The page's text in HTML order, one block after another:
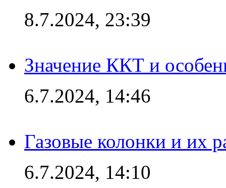
8.7.2024, 23:39
Значение ККТ и
6.7.2024, 14:46
Газовые колонки и их
6.7.2024, 14:10